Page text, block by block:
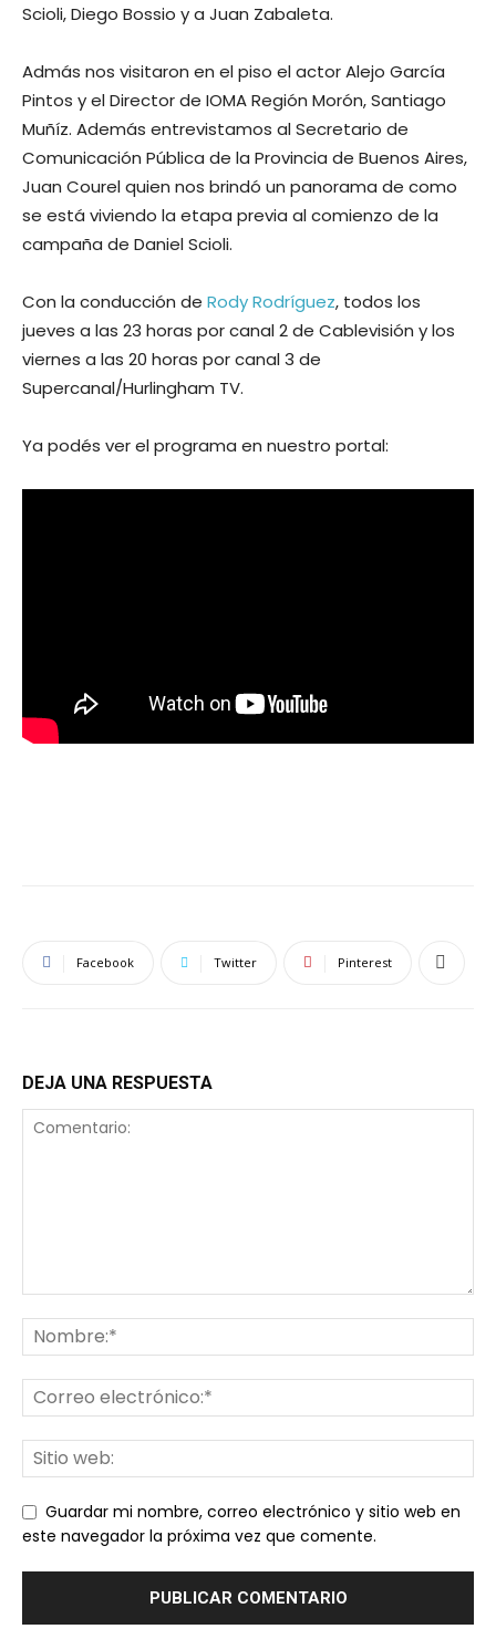
Scioli, Diego Bossio y a Juan Zabaleta.
Admás nos visitaron en el piso el actor Alejo García
Pintos y el Director de IOMA Región Morón, Santiago
Muñíz. Además entrevistamos al Secretario de
Comunicación Pública de la Provincia de Buenos Aires,
Juan Courel quien nos brindó un panorama de como
se está viviendo la etapa previa al comienzo de la
campaña de Daniel Scioli.
Con la conducción de Rody Rodríguez, todos los
jueves a las 23 horas por canal 2 de Cablevisión y los
viernes a las 20 horas por canal 3 de
Supercanal/Hurlingham TV.
Ya podés ver el programa en nuestro portal:
Facebook Twitter Pinterest
DEJA UNA RESPUESTA
Guardar mi nombre, correo electrónico y sitio web en
este navegador la próxima vez que comente.